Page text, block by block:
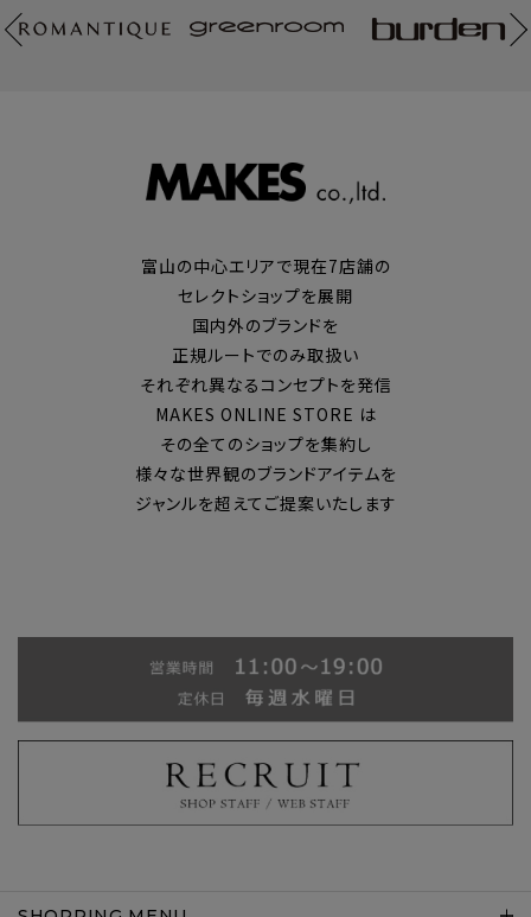
富山の中心エリアで現在7店舗の
セレクトショップを展開
国内外のブランドを
正規ルートでのみ取扱い
それぞれ異なるコンセプトを発信
MAKES ONLINE STORE は
その全てのショップを集約し
様々な世界観のブランドアイテムを
ジャンルを超えてご提案いたします